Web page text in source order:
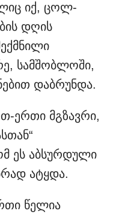
იქ, ცოლ-
დღის
სამშობლოში,
დაბრუნდა.
ერთი მგზავრი,
ეს აბსურდული
ატყდა.
წელია